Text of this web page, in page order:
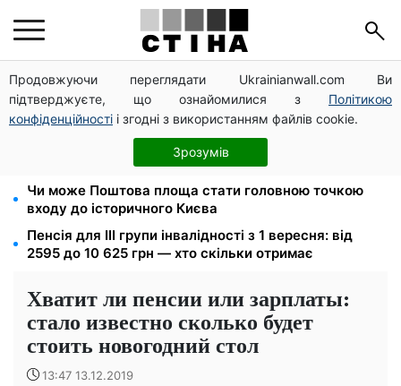
Продовжуючи переглядати Ukrainianwall.com Ви
підтверджуєте, що ознайомилися з Політикою
конфіденційності і згодні з використанням файлів cookie.
Зрозумів
10 заявок — і МСЦ МВС приїде у громаду: обмін
прав, реєстрація авто та міжнародне посвідчення
Мавіки, зарядні станції та апарати для реанімації:
Християнський корпус передав вантаж на
Запорізький та Покровський напрямки
Чи може Поштова площа стати головною точкою
входу до історичного Києва
Пенсія для III групи інвалідності з 1 вересня: від
2595 до 10 625 грн — хто скільки отримає
Хватит ли пенсии или зарплаты:
стало известно сколько будет
стоить новогодний стол
13:47 13.12.2019